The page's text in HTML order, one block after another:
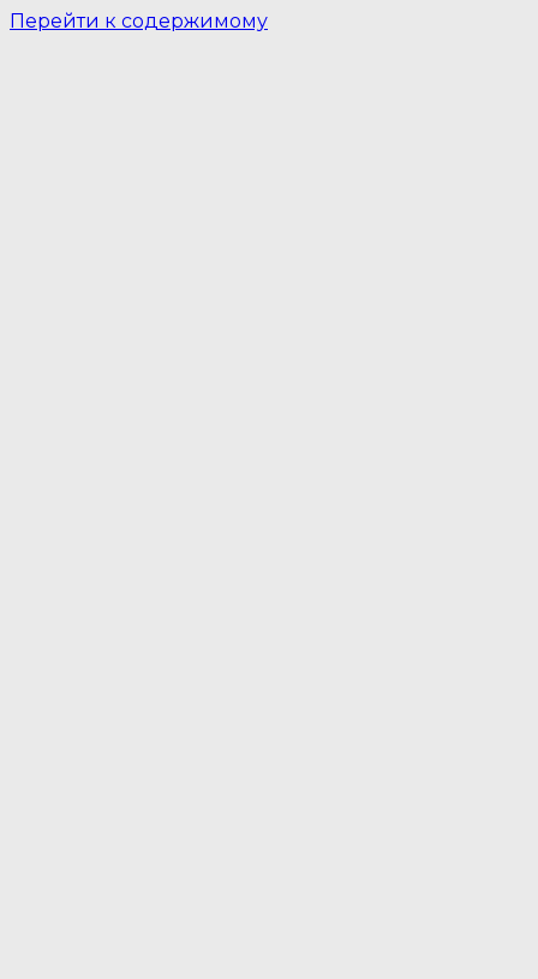
Перейти к содержимому